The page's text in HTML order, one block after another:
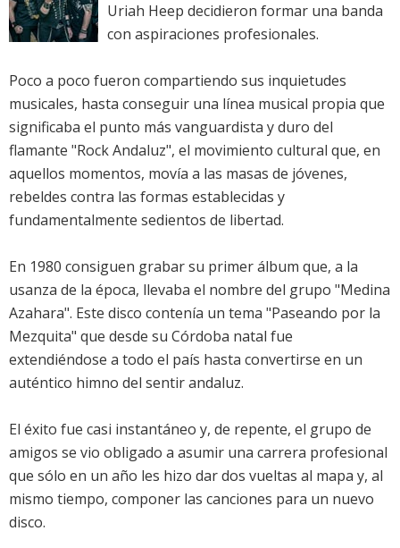
Uriah Heep decidieron formar una banda
con aspiraciones profesionales.
Poco a poco fueron compartiendo sus inquietudes
musicales, hasta conseguir una línea musical propia que
significaba el punto más vanguardista y duro del
flamante "Rock Andaluz", el movimiento cultural que, en
aquellos momentos, movía a las masas de jóvenes,
rebeldes contra las formas establecidas y
fundamentalmente sedientos de libertad.
En 1980 consiguen grabar su primer álbum que, a la
usanza de la época, llevaba el nombre del grupo "Medina
Azahara". Este disco contenía un tema "Paseando por la
Mezquita" que desde su Córdoba natal fue
extendiéndose a todo el país hasta convertirse en un
auténtico himno del sentir andaluz.
El éxito fue casi instantáneo y, de repente, el grupo de
amigos se vio obligado a asumir una carrera profesional
que sólo en un año les hizo dar dos vueltas al mapa y, al
mismo tiempo, componer las canciones para un nuevo
disco.